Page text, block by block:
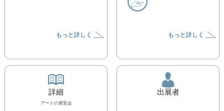
もっと詳しく もっと詳しく
詳細
アート の展覧会
出展者